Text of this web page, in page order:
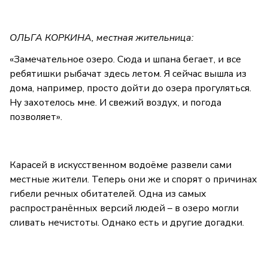
ОЛЬГА КОРКИНА, местная жительница:
«Замечательное озеро. Сюда и шпана бегает, и все
ребятишки рыбачат здесь летом. Я сейчас вышла из
дома, например, просто дойти до озера прогуляться.
Ну захотелось мне. И свежий воздух, и погода
позволяет».
Карасей в искусственном водоёме развели сами
местные жители. Теперь они же и спорят о причинах
гибели речных обитателей. Одна из самых
распространённых версий людей – в озеро могли
сливать нечистоты. Однако есть и другие догадки.